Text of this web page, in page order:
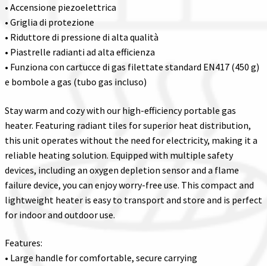
• Accensione piezoelettrica
• Griglia di protezione
• Riduttore di pressione di alta qualità
• Piastrelle radianti ad alta efficienza
• Funziona con cartucce di gas filettate standard EN417 (450 g)
e bombole a gas (tubo gas incluso)
Stay warm and cozy with our high-efficiency portable gas
heater. Featuring radiant tiles for superior heat distribution,
this unit operates without the need for electricity, making it a
reliable heating solution. Equipped with multiple safety
devices, including an oxygen depletion sensor and a flame
failure device, you can enjoy worry-free use. This compact and
lightweight heater is easy to transport and store and is perfect
for indoor and outdoor use.
Features:
• Large handle for comfortable, secure carrying